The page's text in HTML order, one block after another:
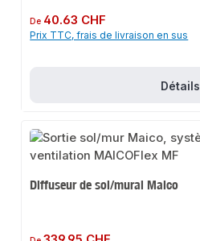
Prix régulier :
De 40.63 CHF
Prix TTC, frais de livraison en sus
Détails
Diffuseur de sol/mural Maico
Prix régulier :